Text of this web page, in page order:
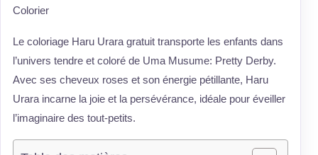
Colorier
Le coloriage Haru Urara gratuit transporte les enfants dans
l’univers tendre et coloré de Uma Musume: Pretty Derby.
Avec ses cheveux roses et son énergie pétillante, Haru
Urara incarne la joie et la persévérance, idéale pour éveiller
l’imaginaire des tout-petits.